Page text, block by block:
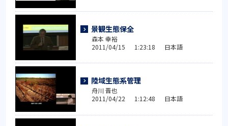
景観生態保全
森本 幸裕
2011/04/15 1:23:18 日本語
陸域生態系管理
舟川 晋也
2011/04/22 1:12:48 日本語